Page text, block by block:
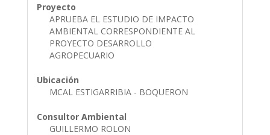
Proyecto
APRUEBA EL ESTUDIO DE IMPACTO
AMBIENTAL CORRESPONDIENTE AL
PROYECTO DESARROLLO
AGROPECUARIO
Ubicación
MCAL ESTIGARRIBIA - BOQUERON
Consultor Ambiental
GUILLERMO ROLON